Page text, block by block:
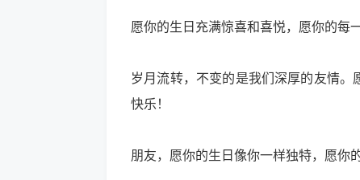
愿你的生日充满惊喜和喜悦，愿你的每
岁月流转，不变的是我们深厚的友情。
快乐！
朋友，愿你的生日像你一样独特，愿你